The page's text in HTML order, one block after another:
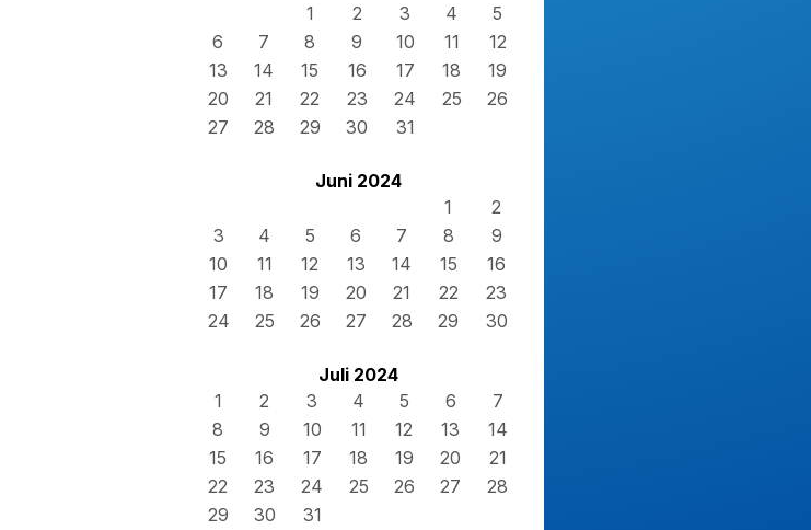
1
2 3 4
5
6
7 8 9 10 11
12
13
14 15 16 17 18
19
20
21 22 23 24 25
26
27
28 29 30 31
Juni 2024
1
2
3
4 5 6 7 8
9
10
11 12 13 14 15
16
17
18 19 20 21 22
23
24
25 26 27 28 29 30
Juli 2024
1
2 3 4 5 6
7
8
9 10 11 12 13
14
15
16 17 18 19 20
21
22
23 24 25 26 27
28
29
30 31